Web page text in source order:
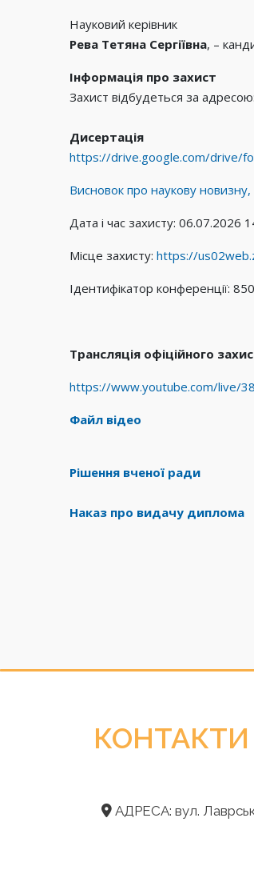
Науковий керівник
Рева Тетяна Сергіївна, –
Інформація про захист
Захист відбудеться за
Дисертація
https://drive.google.com/drive/
Висновок про наукову
Дата і час захисту: 06.07.2026
Місце захисту: https://
Ідентифікатор конференції:
Трансляція офіційного
https://www.youtube.com/live/
Файл відео
Рішення вченої ради
Наказ про видачу диплома
КОНТАКТИ
АДРЕСА: вул.